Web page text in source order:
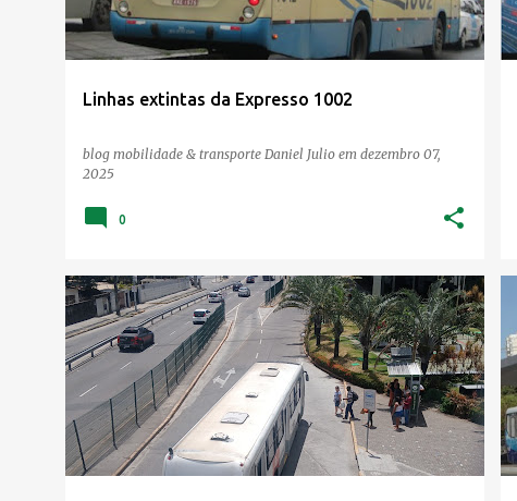
Linhas extintas da Expresso 1002
blog mobilidade & transporte Daniel Julio em dezembro 07,
2025
0